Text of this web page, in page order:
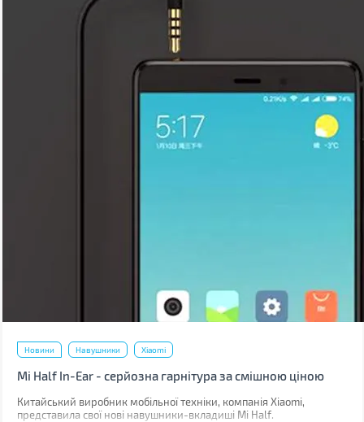
Новини Навушники Xiaomi
Mi Half In-Ear - серйозна гарнітура за смішною ціною
Китайський виробник мобільної техніки, компанія Xiaomi,
представила свої нові навушники-вкладиші Mi Half.